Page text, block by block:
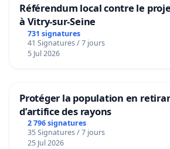
Référendum local contre le
à Vitry-sur-Seine
731 signatures
41 Signatures / 7 jours
5 Jul 2026
Protéger la population en
d’artifice des rayons
2 796 signatures
35 Signatures / 7 jours
25 Jul 2026